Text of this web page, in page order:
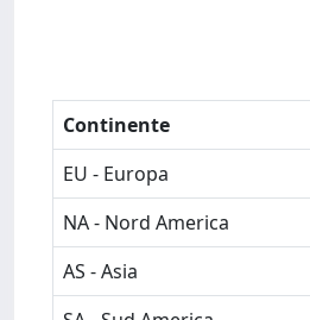
Continente
EU - Europa
NA - Nord America
AS - Asia